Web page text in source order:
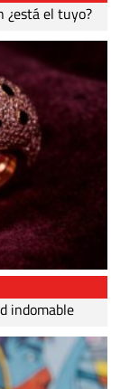
¿está el tuyo?
indomable